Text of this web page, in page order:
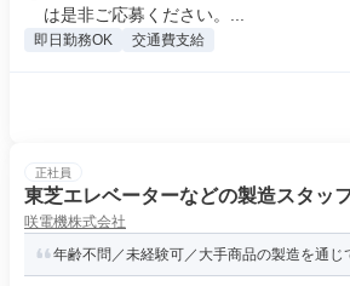
は是非ご応募ください。...
即日勤務OK 交通費支給
正社員
東芝エレベーターなどの製造スタッ
咲電機株式会社
年齢不問／未経験可／大手商品の製造を通じ